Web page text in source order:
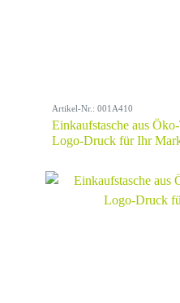
Artikel-Nr.: 001A410
Einkaufstasche aus
Logo-Druck für Ihr